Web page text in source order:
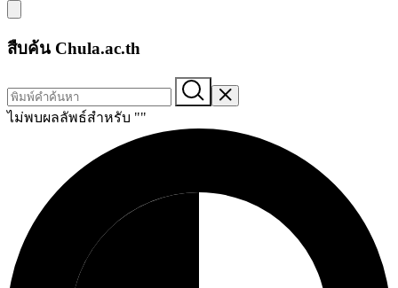
สืบค้น Chula.ac.th
ไม่พบผลลัพธ์สำหรับ ""